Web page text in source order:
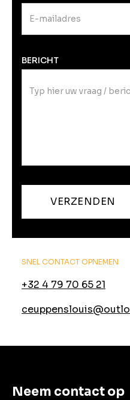
BERICHT
SNEL CONTACT OPNEMEN
+32 4 79 70 65 21
Neem contact op